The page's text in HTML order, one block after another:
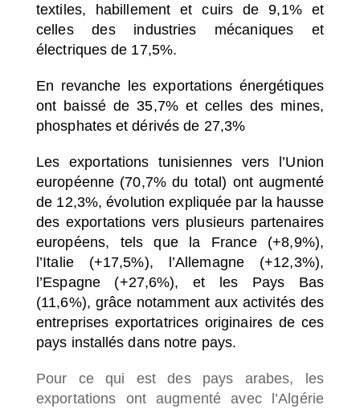
textiles, habillement et cuirs de 9,1% et
celles des industries mécaniques et
électriques de 17,5%.
En revanche les exportations énergétiques
ont baissé de 35,7% et celles des mines,
phosphates et dérivés de 27,3%
Les exportations tunisiennes vers l’Union
européenne (70,7% du total) ont augmenté
de 12,3%, évolution expliquée par la hausse
des exportations vers plusieurs partenaires
européens, tels que la France (+8,9%),
l’Italie (+17,5%), l’Allemagne (+12,3%),
l’Espagne (+27,6%), et les Pays Bas
(11,6%), grâce notamment aux activités des
entreprises exportatrices originaires de ces
pays installés dans notre pays.
Pour ce qui est des pays arabes, les
exportations ont augmenté avec l’Algérie